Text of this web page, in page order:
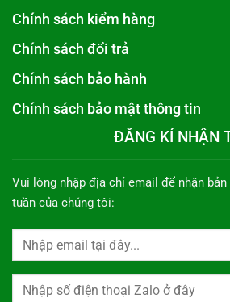
Chính sách kiểm hàng
Chính sách đổi trả
Chính sách bảo hành
Chính sách bảo mật thông tin
ĐĂNG KÍ NHẬN
Vui lòng nhập địa chỉ email để nhận
tuần của chúng tôi: